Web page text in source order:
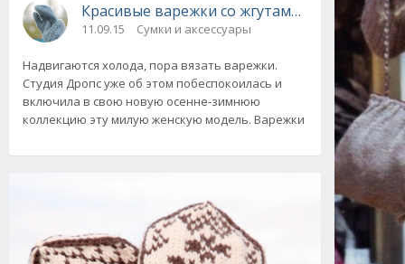
Красивые варежки со жгутами и
11.09.15 Сумки и аксессуары
Надвигаются холода, пора вязать варежки.
Студия Дропс уже об этом побеспокоилась и
включила в свою новую осенне-зимнюю
коллекцию эту милую женскую модель. Варежки